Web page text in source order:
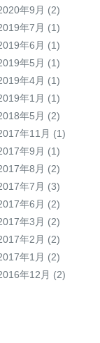
年9月 (2)
年7月 (1)
年6月 (1)
年5月 (1)
年4月 (1)
年1月 (1)
年5月 (2)
年11月 (1)
年9月 (1)
年8月 (2)
年7月 (3)
年6月 (2)
年3月 (2)
年2月 (2)
年1月 (2)
年12月 (2)